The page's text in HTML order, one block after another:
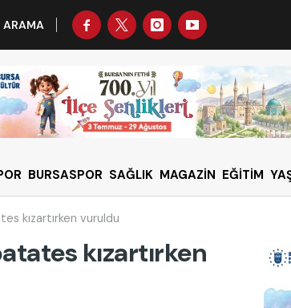
ARAMA
BURSASPOR SAĞLIK MAGAZİN EĞİTİM
kızartırken vuruldu
kızartırken